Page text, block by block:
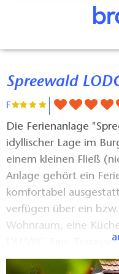
Spreewald
F
Die Ferienanlage
idyllischer Lage im
einem kleinen Fließ
Anlage gehört ein
komfortabel
verfügen über ein
Wohnraum, eine
DU/WC. Eine
gehört zu jeder